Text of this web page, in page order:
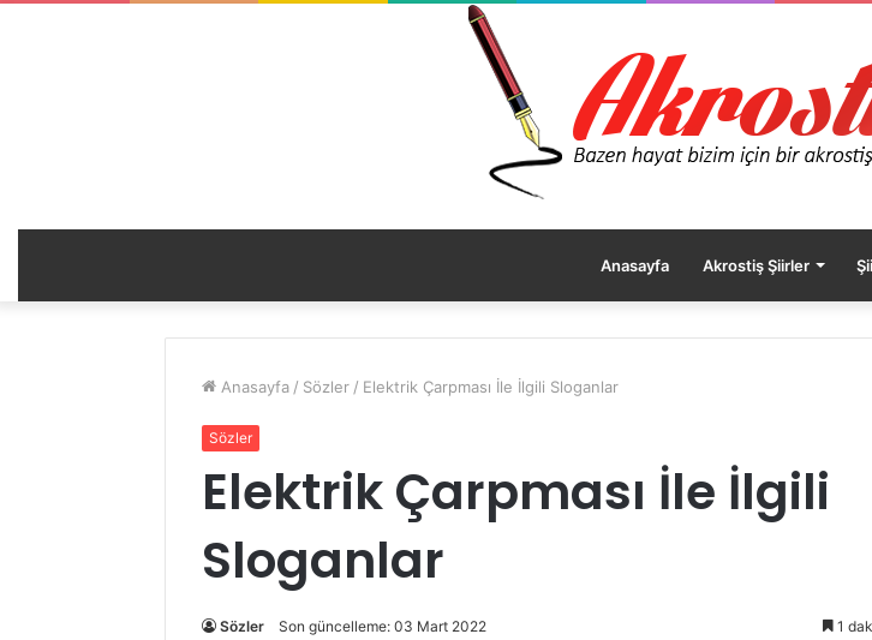
Anasayfa Akrostiş Şiirler
Anasayfa / Sözler / Elektrik Çarpması İle İlgili Sloganlar
Sözler
Elektrik Çarpması İle İlgili
Sloganlar
Sözler Son güncelleme: 03 Mart 2022 1